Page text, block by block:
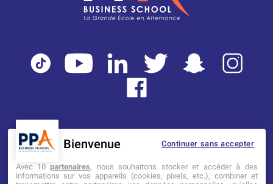
Mentions légales Tarifs CGI
Continuer sans accepter
Bienvenue
Avec 10partenaires, nous souhaitons stocker et accéder à des
informations sur vos appareils (cookies, pixels, etc.), combiner et